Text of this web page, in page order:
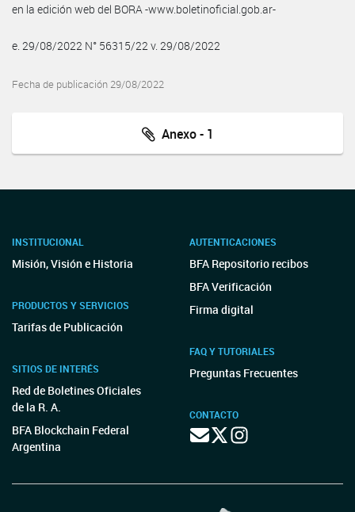
en la edición web del BORA -www.boletinoficial.gob.ar-
e. 29/08/2022 N° 56315/22 v. 29/08/2022
Fecha de publicación 29/08/2022
Anexo - 1
INSTITUCIONAL
Misión, Visión e Historia
PRODUCTOS Y SERVICIOS
Tarifas de Publicación
SITIOS DE INTERÉS
Red de Boletines Oficiales
de la R. A.
BFA Blockchain Federal
Argentina
AUTENTICACIONES
BFA Repositorio recibos
BFA Verificación
Firma digital
FAQ Y TUTORIALES
Preguntas Frecuentes
CONTACTO